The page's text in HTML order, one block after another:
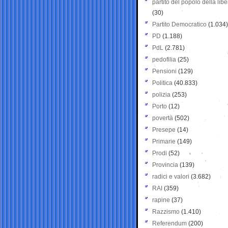
partito del popolo della
(30)
Partito Democratico (1.034)
PD (1.188)
PdL (2.781)
pedofilia (25)
Pensioni (129)
Politica (40.833)
polizia (253)
Porto (12)
povertà (502)
Presepe (14)
Primarie (149)
Prodi (52)
Provincia (139)
radici e valori (3.682)
RAI (359)
rapine (37)
Razzismo (1.410)
Referendum (200)